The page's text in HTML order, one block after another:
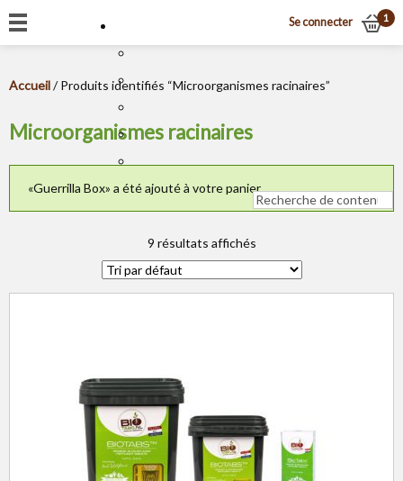
Se connecter 1
Accueil/ Produits identifiés “Microorganismes racinaires”
Microorganismes racinaires
«Guerrilla Box» a été ajouté à votre panier.
9 résultats affichés